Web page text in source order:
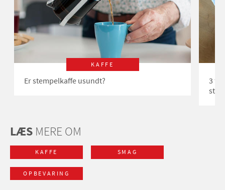
KAFFE
Er stempelkaffe usundt?
3
LÆS MERE OM
KAFFE SMAG
OPBEVARING